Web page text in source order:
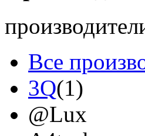
Все
3Q(1)
@Lux